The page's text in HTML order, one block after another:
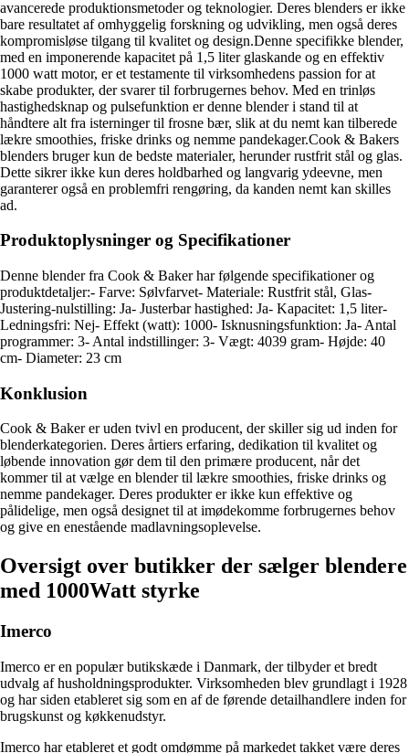
avancerede produktionsmetoder og teknologier. Deres blenders er ikke
bare resultatet af omhyggelig forskning og udvikling, men også deres
kompromisløse tilgang til kvalitet og design.Denne specifikke blender,
med en imponerende kapacitet på 1,5 liter glaskande og en effektiv
1000 watt motor, er et testamente til virksomhedens passion for at
skabe produkter, der svarer til forbrugernes behov. Med en trinløs
hastighedsknap og pulsefunktion er denne blender i stand til at
håndtere alt fra isterninger til frosne bær, slik at du nemt kan tilberede
lækre smoothies, friske drinks og nemme pandekager.Cook & Bakers
blenders bruger kun de bedste materialer, herunder rustfrit stål og glas.
Dette sikrer ikke kun deres holdbarhed og langvarig ydeevne, men
garanterer også en problemfri rengøring, da kanden nemt kan skilles
ad.
Produktoplysninger og Specifikationer
Denne blender fra Cook & Baker har følgende specifikationer og
produktdetaljer:- Farve: Sølvfarvet- Materiale: Rustfrit stål, Glas-
Justering-nulstilling: Ja- Justerbar hastighed: Ja- Kapacitet: 1,5 liter-
Ledningsfri: Nej- Effekt (watt): 1000- Isknusningsfunktion: Ja- Antal
programmer: 3- Antal indstillinger: 3- Vægt: 4039 gram- Højde: 40
cm- Diameter: 23 cm
Konklusion
Cook & Baker er uden tvivl en producent, der skiller sig ud inden for
blenderkategorien. Deres årtiers erfaring, dedikation til kvalitet og
løbende innovation gør dem til den primære producent, når det
kommer til at vælge en blender til lækre smoothies, friske drinks og
nemme pandekager. Deres produkter er ikke kun effektive og
pålidelige, men også designet til at imødekomme forbrugernes behov
og give en enestående madlavningsoplevelse.
Oversigt over butikker der sælger blendere
med 1000Watt styrke
Imerco
Imerco er en populær butikskæde i Danmark, der tilbyder et bredt
udvalg af husholdningsprodukter. Virksomheden blev grundlagt i 1928
og har siden etableret sig som en af de førende detailhandlere inden for
brugskunst og køkkenudstyr.
Imerco har etableret et godt omdømme på markedet takket være deres